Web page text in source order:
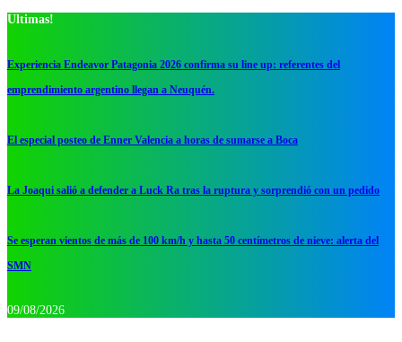
Ultimas!
Experiencia Endeavor Patagonia 2026 confirma su line up: referentes del
emprendimiento argentino llegan a Neuquén.
El especial posteo de Enner Valencia a horas de sumarse a Boca
La Joaqui salió a defender a Luck Ra tras la ruptura y sorprendió con un pedido
Se esperan vientos de más de 100 km/h y hasta 50 centímetros de nieve: alerta del
SMN
09/08/2026